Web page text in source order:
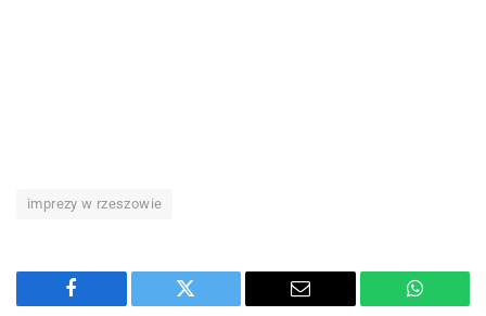
imprezy w rzeszowie
Facebook Twitter Email